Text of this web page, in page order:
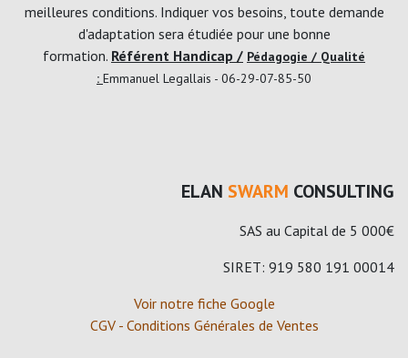
meilleures conditions. Indiquer vos besoins, toute demande
d'adaptation sera étudiée pour une bonne
formation. Référent Handicap / Pédagogie / Qualité
: Emmanuel Legallais - 06-29-07-85-50
ELAN SWARM CONSULTING
SAS au Capital de 5 000€
SIRET: 919 580 191 00014
Voir notre fiche Google
CGV - Conditions Générales de Ventes